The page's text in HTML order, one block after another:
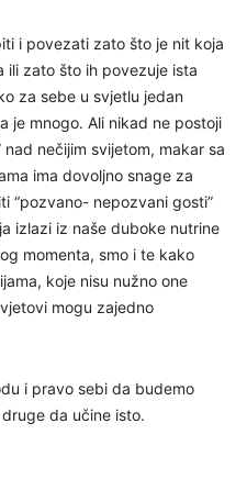
i povezati zato što je nit koja
ili zato što ih povezuje ista
za sebe u svjetlu jedan
je mnogo. Ali nikad ne postoji
nečijim svijetom, makar sa
ima dovoljno snage za
“pozvano- nepozvani gosti”
izlazi iz naše duboke nutrine
momenta, smo i te kako
koje nisu nužno one
mogu zajedno
i pravo sebi da budemo
da učine isto.